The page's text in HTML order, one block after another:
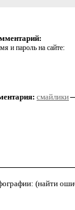
и пароль на сайте:
смайлики
(найти